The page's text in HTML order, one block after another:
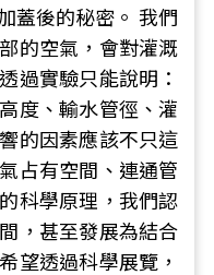
蓋後的秘密。 我們
的空氣，會對灌溉
過實驗只能說明：
度、輸水管徑、灌
的因素應該不只這
占有空間、連通管
科學原理，我們認
，甚至發展為結合
望透過科學展覽，